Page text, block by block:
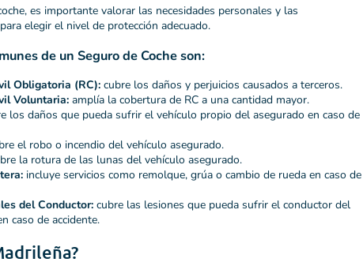
es importante valorar las necesidades personales y las
elegir el nivel de protección adecuado.
de un Seguro de Coche son:
Obligatoria (RC): cubre los daños y perjuicios causados a terceros.
Voluntaria: amplía la cobertura de RC a una cantidad mayor.
los daños que pueda sufrir el vehículo propio del asegurado en caso de
el robo o incendio del vehículo asegurado.
la rotura de las lunas del vehículo asegurado.
incluye servicios como remolque, grúa o cambio de rueda en caso de
del Conductor: cubre las lesiones que pueda sufrir el conductor del
caso de accidente.